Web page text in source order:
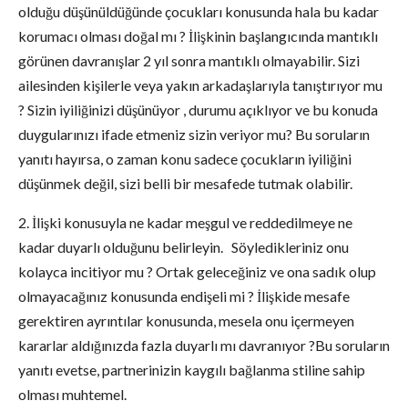
olduğu düşünüldüğünde çocukları konusunda hala bu kadar
korumacı olması doğal mı ? İlişkinin başlangıcında mantıklı
görünen davranışlar 2 yıl sonra mantıklı olmayabilir. Sizi
ailesinden kişilerle veya yakın arkadaşlarıyla tanıştırıyor mu
? Sizin iyiliğinizi düşünüyor , durumu açıklıyor ve bu konuda
duygularınızı ifade etmeniz sizin veriyor mu? Bu soruların
yanıtı hayırsa, o zaman konu sadece çocukların iyiliğini
düşünmek değil, sizi belli bir mesafede tutmak olabilir.
2. İlişki konusuyla ne kadar meşgul ve reddedilmeye ne
kadar duyarlı olduğunu belirleyin. Söyledikleriniz onu
kolayca incitiyor mu ? Ortak geleceğiniz ve ona sadık olup
olmayacağınız konusunda endişeli mi ? İlişkide mesafe
gerektiren ayrıntılar konusunda, mesela onu içermeyen
kararlar aldığınızda fazla duyarlı mı davranıyor ?Bu soruların
yanıtı evetse, partnerinizin kaygılı bağlanma stiline sahip
olması muhtemel.